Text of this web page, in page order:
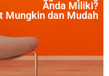
Anda Miliki?
Mungkin dan Mudah